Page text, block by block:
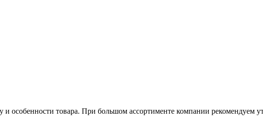
особенности товара. При большом ассортименте компании рекомендуем